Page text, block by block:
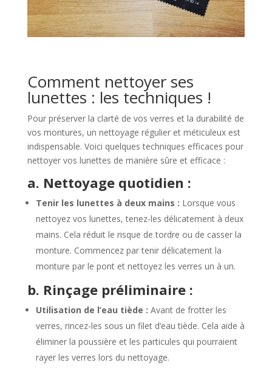
Comment nettoyer ses
lunettes : les techniques !
Pour préserver la clarté de vos verres et la durabilité de
vos montures, un nettoyage régulier et méticuleux est
indispensable. Voici quelques techniques efficaces pour
nettoyer vos lunettes de manière sûre et efficace :
a. Nettoyage quotidien :
Tenir les lunettes à deux mains : Lorsque vous
nettoyez vos lunettes, tenez-les délicatement à deux
mains. Cela réduit le risque de tordre ou de casser la
monture. Commencez par tenir délicatement la
monture par le pont et nettoyez les verres un à un.
b. Rinçage préliminaire :
Utilisation de l’eau tiède : Avant de frotter les
verres, rincez-les sous un filet d’eau tiède. Cela aide à
éliminer la poussière et les particules qui pourraient
rayer les verres lors du nettoyage.